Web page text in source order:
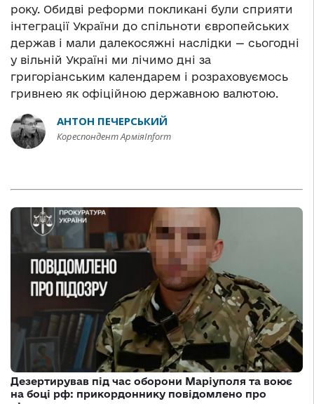
року. Обидві реформи покликані були сприяти
інтеграції України до спільноти європейських
держав і мали далекосяжні наслідки — сьогодні
у вільній Україні ми лічимо дні за
григоріанським календарем і розраховуємось
гривнею як офіційною державною валютою.
АНТОН ПЕЧЕРСЬКИЙ
Кореспондент АрміяInform
Дезертирував під час оборони Маріуполя та воює
на боці рф: прикордоннику повідомлено про